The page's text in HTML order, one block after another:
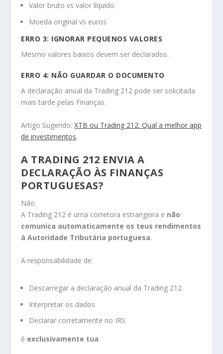
Valor bruto vs valor líquido
Moeda original vs euros
ERRO 3: IGNORAR PEQUENOS VALORES
Mesmo valores baixos devem ser declarados.
ERRO 4: NÃO GUARDAR O DOCUMENTO
A declaração anual da Trading 212 pode ser solicitada
mais tarde pelas Finanças.
Artigo Sugerido:XTB ou Trading 212: Qual a melhor app
de investimentos
A TRADING 212 ENVIA A
DECLARAÇÃO ÀS FINANÇAS
PORTUGUESAS?
Não.
A Trading 212 é uma corretora estrangeira e não
comunica automaticamente os teus rendimentos
à Autoridade Tributária portuguesa.
A responsabilidade de:
Descarregar a declaração anual da Trading 212
Interpretar os dados
Declarar corretamente no IRS
é exclusivamente tua.